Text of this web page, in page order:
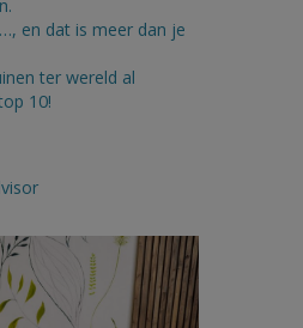
en dat is meer dan je
ter wereld al
10!